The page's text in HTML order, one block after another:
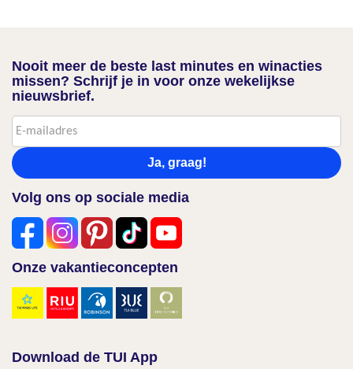
Nooit meer de beste last minutes en winacties
missen? Schrijf je in voor onze wekelijkse
nieuwsbrief.
Ja, graag!
Volg ons op sociale media
Onze vakantieconcepten
Download de TUI App